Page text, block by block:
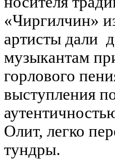
«Чиргилчин»
артисты дали
музыкантам
горлового
выступления
Олит, легко
тундры.